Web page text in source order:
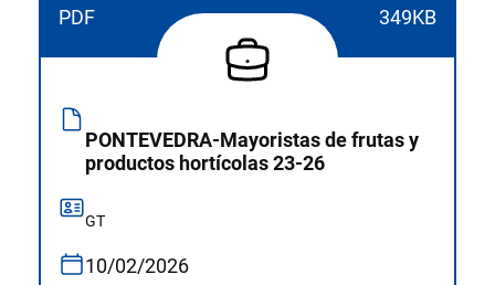
PDF 349KB
PONTEVEDRA-Mayoristas de frutas y
productos hortícolas 23-26
GT
10/02/2026